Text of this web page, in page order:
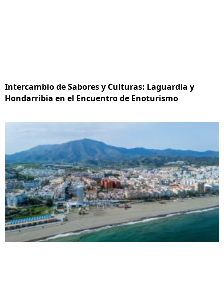
Intercambio de Sabores y Culturas: Laguardia y
Hondarribia en el Encuentro de Enoturismo